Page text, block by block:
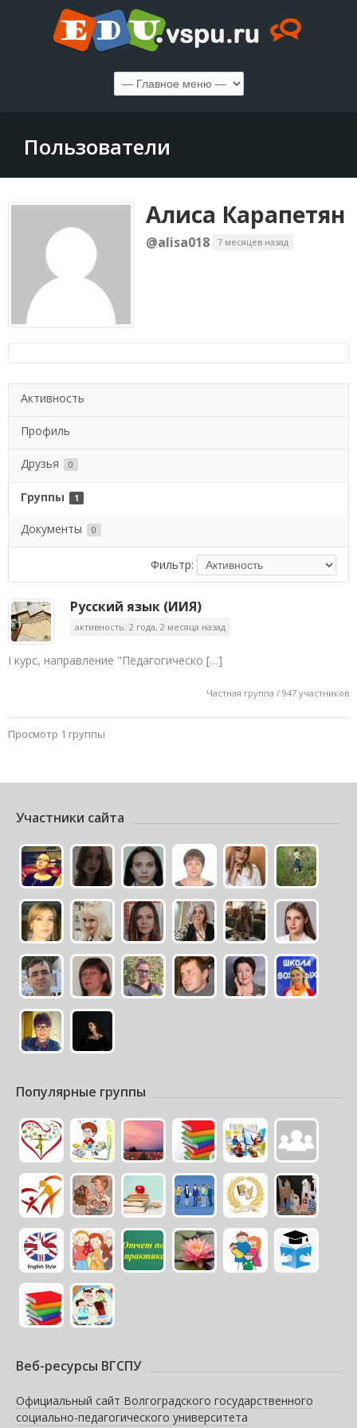
Пользователи
Алиса Карапетян
@alisa018 7 месяцев назад
Активность
Профиль
Друзья 0
Группы 1
Документы 0
Фильтр:
Русский язык (ИИЯ)
активность: 2 года, 2 месяца назад
I курс, направление "Педагогическо […]
Частная группа / 947 участников
Просмотр 1 группы
Участники сайта
Популярные группы
Веб-ресурсы ВГСПУ
Официальный сайт Волгоградского государственного
социально-педагогического университета